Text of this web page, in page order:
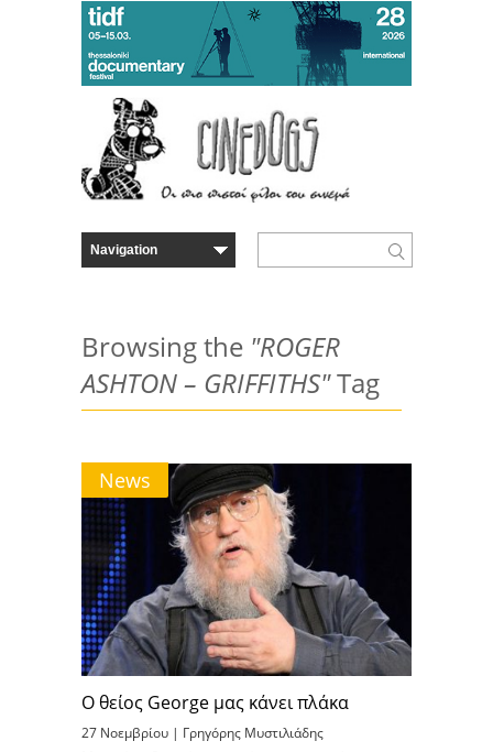
Browsing the "ROGER
ASHTON – GRIFFITHS"Tag
News
Ο θείος George μας κάνει πλάκα
27 Νοεμβρίου | Γρηγόρης Μυστιλιάδης